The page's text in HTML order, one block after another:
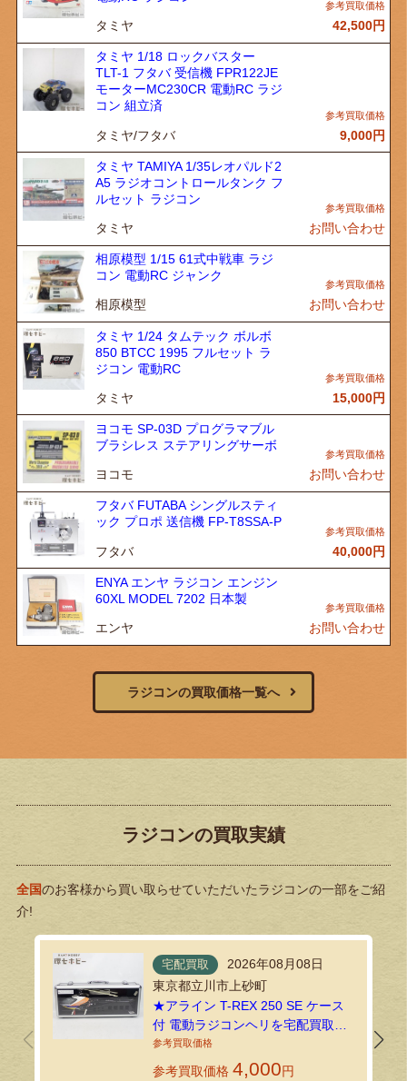
タミヤ 42,500円
タミヤ 1/18 ロックバスター
TLT-1 フタバ 受信機 FPR122JE
モーターMC230CR 電動RC ラジ
コン 組立済
タミヤ/フタバ 9,000円
タミヤ TAMIYA 1/35レオパルド2
A5 ラジオコントロールタンク フ
ルセット ラジコン
タミヤ お問い合わせ
相原模型 1/15 61式中戦車 ラジ
コン 電動RC ジャンク
相原模型 お問い合わせ
タミヤ 1/24 タムテック ボルボ
850 BTCC 1995 フルセット ラ
ジコン 電動RC
タミヤ 15,000円
ヨコモ SP-03D プログラマブル
ブラシレス ステアリングサーボ
ヨコモ お問い合わせ
フタバ FUTABA シングルスティ
ック プロポ 送信機 FP-T8SSA-P
フタバ 40,000円
ENYA エンヤ ラジコン エンジン
60XL MODEL 7202 日本製
エンヤ お問い合わせ
ラジコンの買取価格一覧へ
ラジコンの買取実績
全国のお客様から買い取らせていただいたラジコンの一部をご紹
介!
宅配買取
2026年08月08日
東京都立川市上砂町
★アライン T-REX 250 SE ケース
付 電動ラジコンヘリを宅配買取し
ました！
参考買取価格 4,000円